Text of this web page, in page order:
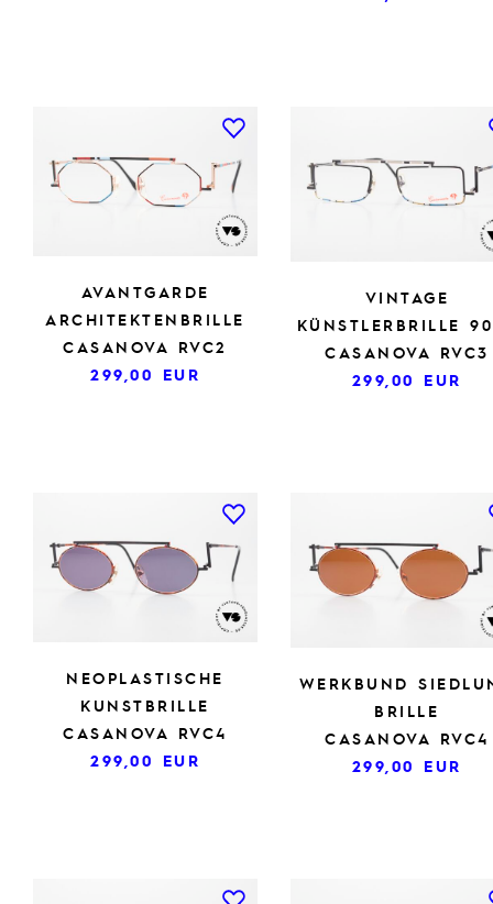
AVANTGARDE
ARCHITEKTENBRILLE
CASANOVA RVC2
299,00 EUR
VINTAGE
KÜNSTLERBRILLE
CASANOVA RVC3
299,00 EUR
NEOPLASTISCHE
KUNSTBRILLE
CASANOVA RVC4
299,00 EUR
WERKBUND
BRILLE
CASANOVA RVC4
299,00 EUR